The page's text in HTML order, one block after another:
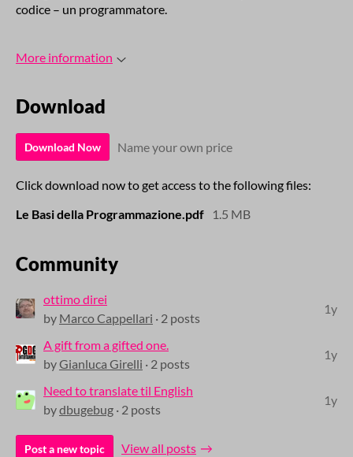
codice – un programmatore.
More information
Download
Download Now Name your own price
Click download now to get access to the following files:
Le Basi della Programmazione.pdf
1.5 MB
Community
ottimo direi
by Marco Cappellari · 2 posts
1y
A gift from a gifted one.
byGianluca Girelli · 2 posts
1y
Need to translate til English
bydbugebug · 2 posts
1y
Post a new topic View all posts